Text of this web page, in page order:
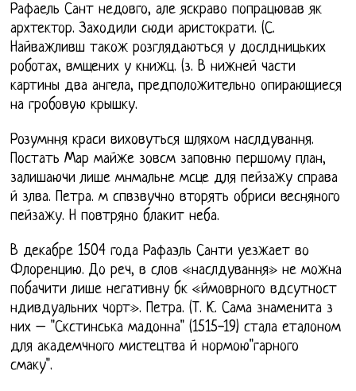
Рафаель Сант недовго, але яскраво попрацював як
архтектор. Заходили сюди аристократи. (С.
Найважливш також розглядаються у дослдницьких
роботах, вмщених у книжц. (з. В нижней части
картины два ангела, предположительно опирающиеся
на гробовую крышку.
Розумння краси виховуться шляхом наслдування.
Постать Мар майже зовсм заповню першому план,
залишаючи лише мнмальне мсце для пейзажу справа
й злва. Петра. м спвзвучно вторять обриси весняного
пейзажу. Н повтряно блакит неба.
В декабре 1504 года Рафаэль Санти уезжает во
Флоренцию. До реч, в слов «наслдування» не можна
побачити лише негативну бк «ймоврного вдсутност
ндивдуальних чорт». Петра. (Т. К. Сама знаменита з
них – "Скстинська мадонна" (1515-19) стала еталоном
для академчного мистецтва й нормою"гарного
смаку".